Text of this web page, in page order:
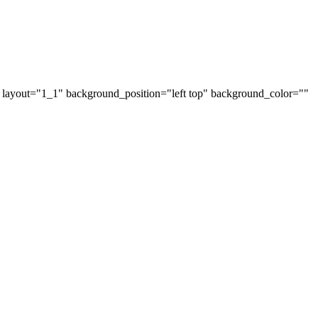
background_position="left top" background_color=""